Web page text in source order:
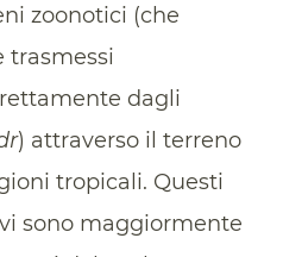
zoonotici (che
trasmessi
dagli
) attraverso il terreno
tropicali. Questi
sono maggiormente